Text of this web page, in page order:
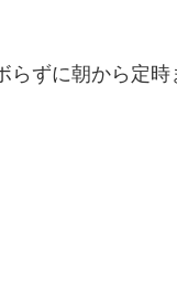
ずに朝から定